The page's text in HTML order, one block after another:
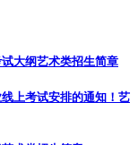
大纲艺术类招生简章
上考试安排的通知！ 艺